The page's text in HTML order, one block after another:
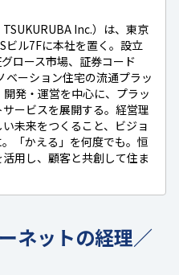
Inc.）は、東京
ル7Fに本社を置く。設立
ロース市場、証券コード
ーション住宅の流通プラッ
発・運営を中心に、プラッ
ービスを展開する。経営理
未来をつくること、ビジョ
「かえる」を何度でも。恒
用し、顧客と共創して住ま
ネットの経理／